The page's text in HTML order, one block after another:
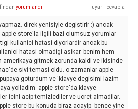
yorumlandı
direk yenisiyle degistirir :) ancak
store'la ilgili bazi olumsuz yorumlar
kullanici hatasi diyorlardir ancak bu
hatasi olmadigi asikar. benim hem
amerikaya gitmek zorunda kaldi ve ikisinde
sivi temasi oldu. o zamanlar apple
goturdum ve 'klavye degisimi lazim
yolladim. apple store'da klavye
icini acip temizlediler ve ucret almadilar.
store bu konuda biraz acayip. bence yine